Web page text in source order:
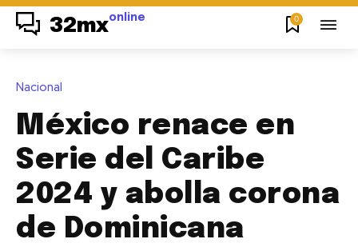
32mxonline 0
Nacional
México renace en
Serie del Caribe
2024 y abolla corona
de Dominicana